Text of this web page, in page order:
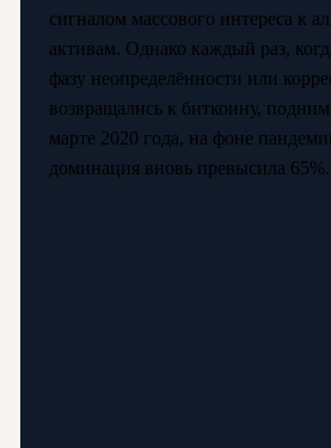
сигналом массового интереса к
активам. Однако каждый раз,
фазу неопределённости или
возвращались к биткоину,
марте 2020 года, на фоне
доминация вновь превысила 65%.